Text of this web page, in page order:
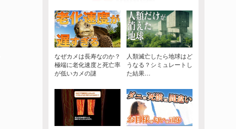
なぜカメは長寿なのか？
極端に老化速度と死亡率
が低いカメの謎
人類滅亡したら地球はど
うなる？シミュレートし
た結果…